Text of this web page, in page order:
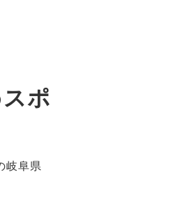
ポ
岐阜県